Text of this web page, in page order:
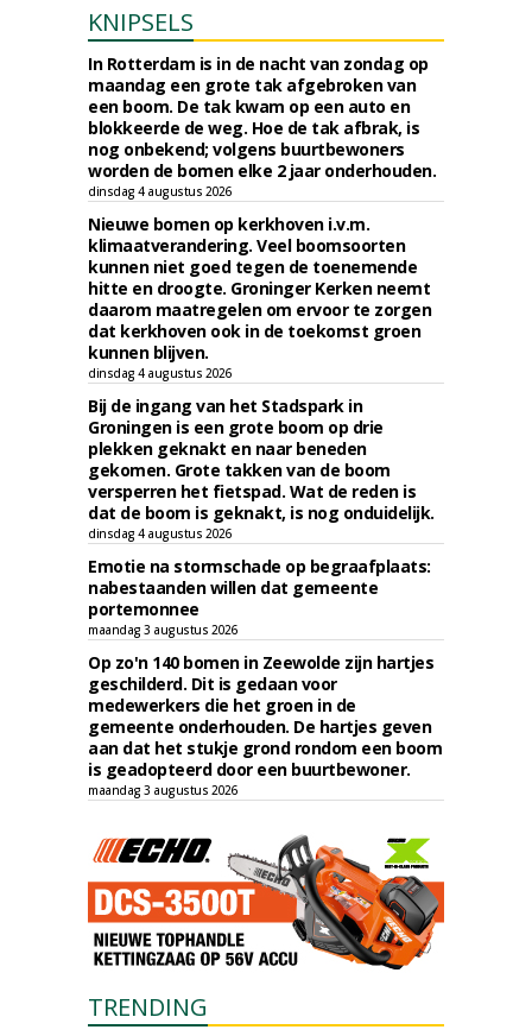
KNIPSELS
In Rotterdam is in de nacht van zondag op
maandag een grote tak afgebroken van
een boom. De tak kwam op een auto en
blokkeerde de weg. Hoe de tak afbrak, is
nog onbekend; volgens buurtbewoners
worden de bomen elke 2 jaar onderhouden.
dinsdag 4 augustus 2026
Nieuwe bomen op kerkhoven i.v.m.
klimaatverandering. Veel boomsoorten
kunnen niet goed tegen de toenemende
hitte en droogte. Groninger Kerken neemt
daarom maatregelen om ervoor te zorgen
dat kerkhoven ook in de toekomst groen
kunnen blijven.
dinsdag 4 augustus 2026
Bij de ingang van het Stadspark in
Groningen is een grote boom op drie
plekken geknakt en naar beneden
gekomen. Grote takken van de boom
versperren het fietspad. Wat de reden is
dat de boom is geknakt, is nog onduidelijk.
dinsdag 4 augustus 2026
Emotie na stormschade op begraafplaats:
nabestaanden willen dat gemeente
portemonnee
maandag 3 augustus 2026
Op zo'n 140 bomen in Zeewolde zijn hartjes
geschilderd. Dit is gedaan voor
medewerkers die het groen in de
gemeente onderhouden. De hartjes geven
aan dat het stukje grond rondom een boom
is geadopteerd door een buurtbewoner.
maandag 3 augustus 2026
TRENDING